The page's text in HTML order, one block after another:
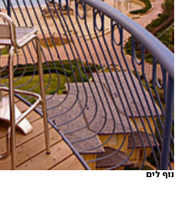
נוף לים